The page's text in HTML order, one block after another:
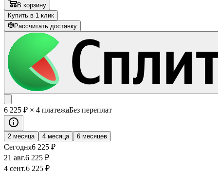
В корзину
Купить в 1 клик
Рассчитать доставку
6 225 ₽ × 4 платежаБез переплат
2 месяца 4 месяца 6 месяцев
Сегодня6 225 ₽
21 авг.6 225 ₽
4 сент.6 225 ₽